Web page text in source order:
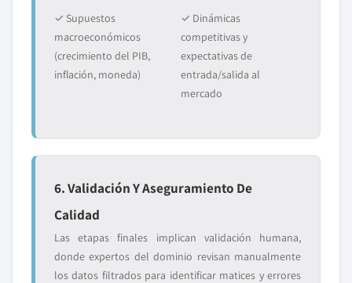
✓ Supuestos
macroeconómicos
(crecimiento del PIB,
inflación, moneda)
✓ Dinámicas
competitivas y
expectativas de
entrada/salida al
mercado
6. Validación Y Aseguramiento De
Calidad
Las etapas finales implican validación humana,
donde expertos del dominio revisan manualmente
los datos filtrados para identificar matices y errores